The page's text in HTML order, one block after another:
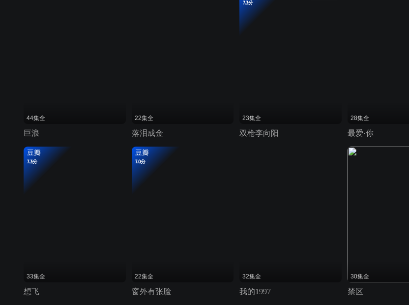
44集全
巨浪
22集全
落泪成金
7.3分
23集全
双枪李向阳
28集全
最爱·你
豆瓣
7.3分
33集全
想飞
豆瓣
7.0分
22集全
窗外有张脸
32集全
我的1997
30集全
禁区